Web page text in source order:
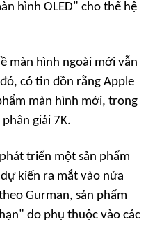
hình OLED" cho thế hệ
màn hình ngoài mới vẫn
có tin đồn rằng Apple
màn hình mới, trong
giải 7K.
triển một sản phẩm
kiến ra mắt vào nửa
Gurman, sản phẩm
do phụ thuộc vào các